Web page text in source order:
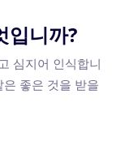
입니까?
심지어 인식합니
좋은 것을 받을